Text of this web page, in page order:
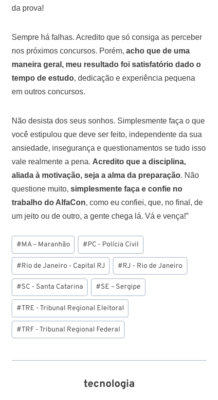
da prova!
Sempre há falhas. Acredito que só consiga as perceber
nos próximos concursos. Porém, acho que de uma
maneira geral, meu resultado foi satisfatório dado o
tempo de estudo, dedicação e experiência pequena
em outros concursos.
Não desista dos seus sonhos. Simplesmente faça o que
você estipulou que deve ser feito, independente da sua
ansiedade, insegurança e questionamentos se tudo isso
vale realmente a pena. Acredito que a disciplina,
aliada à motivação, seja a alma da preparação. Não
questione muito, simplesmente faça e confie no
trabalho do AlfaCon, como eu confiei, que, no final, de
um jeito ou de outro, a gente chega lá. Vá e vença!”
Tags
do
Post:
#MA – Maranhão #PC - Polícia Civil
#Rio de Janeiro - Capital RJ #RJ - Rio de Janeiro
#SC - Santa Catarina #SE – Sergipe
#TRE - Tribunal Regional Eleitoral
#TRF - Tribunal Regional Federal
tecnologia